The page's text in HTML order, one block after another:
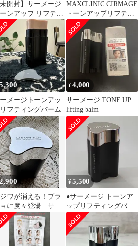
未開封】サーメージ
ーンアップ リフティ
バーム
MAXCLINIC CIRMAGE
トーンアップリフティ
ングバーム
5,300
メージトーンアッ
フティングバーム
¥4,000
サーメージ TONE UP
lifting balm
2,900
ワが消える！ブラ
に度々登場 サー
ジトーンアップリ
ティングバーム
¥5,500
●サーメージ トーンア
ップリフティングバー
ム